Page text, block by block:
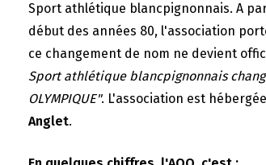
Sport athlétique blancpignonnais. A
début des années 80, l'association
ce changement de nom ne devient
Sport athlétique blancpignonnais
OLYMPIQUE". L'association est
Anglet.